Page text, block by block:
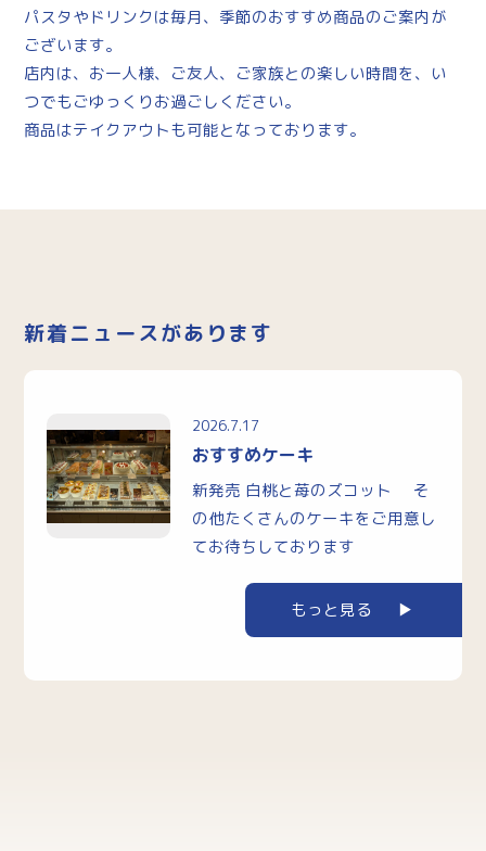
パスタやドリンクは毎月、季節のおすすめ商品のご案内が
ございます。
店内は、お一人様、ご友人、ご家族との楽しい時間を、い
つでもごゆっくりお過ごしください。
商品はテイクアウトも可能となっております。
新着ニュースがあります
2026.7.17
おすすめケーキ
新発売 白桃と苺のズコット そ
の他たくさんのケーキをご用意し
てお待ちしております
もっと見る